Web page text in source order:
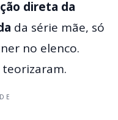
direta da
da série mãe, só
no elenco.
teorizaram.